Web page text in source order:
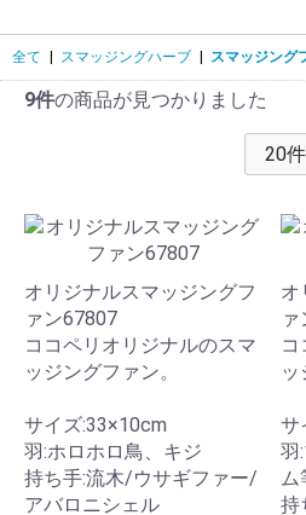
全て スマッジングハーブ スマッジング
9件の商品が見つかりました
オリジナルスマッジングフ
ァン67807
ココペリオリジナルのスマ
ッジングファン。
サイズ:33×10cm
羽:ホロホロ鳥、キジ
持ち手:流木/ウサギファー/
アバロニシェル
オ
コ
ッ
サ
羽
ム
持